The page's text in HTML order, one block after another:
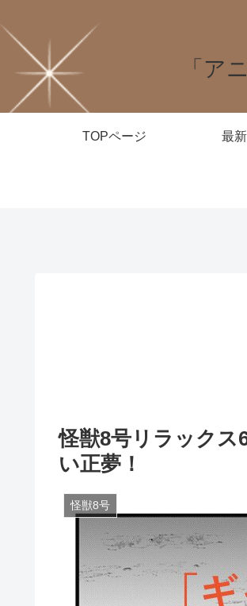
「ア
TOPページ 最
怪獣8号リラックス
い正夢！
怪獣8号